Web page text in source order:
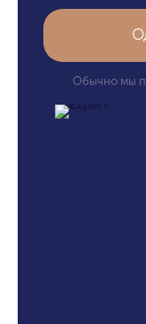
Обычно мы